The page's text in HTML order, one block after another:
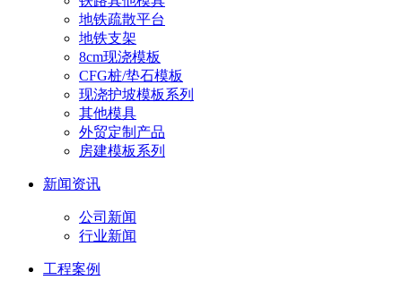
地铁疏散平台
地铁支架
8cm现浇模板
CFG桩/垫石模板
现浇护坡模板系列
其他模具
外贸定制产品
房建模板系列
新闻资讯
公司新闻
行业新闻
工程案例